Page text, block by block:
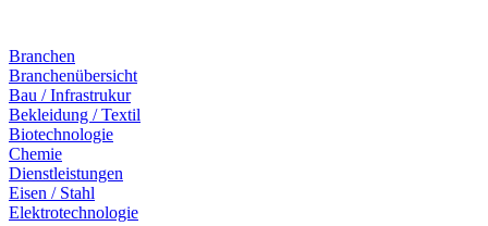
Branchen
Branchenübersicht
Bau / Infrastrukur
Bekleidung / Textil
Biotechnologie
Chemie
Dienstleistungen
Eisen / Stahl
Elektrotechnologie